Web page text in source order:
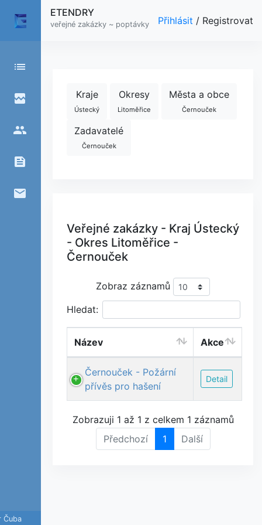
list
broken_image
people
feed
email
Čuba
ETENDRY
veřejné zakázky ~ poptávky Přihlásit / Registrovat
Kraje
Ústecký
Okresy
Litoměřice
Města a obce
Černouček
Zadavatelé
Černouček
Veřejné zakázky - Kraj Ústecký
- Okres Litoměřice -
Černouček
Zobraz záznamů
Hledat:
Název Akce
Černouček - Požární
přívěs pro hašení
Detail
Zobrazuji 1 až 1 z celkem 1 záznamů
Předchozí
1 Další